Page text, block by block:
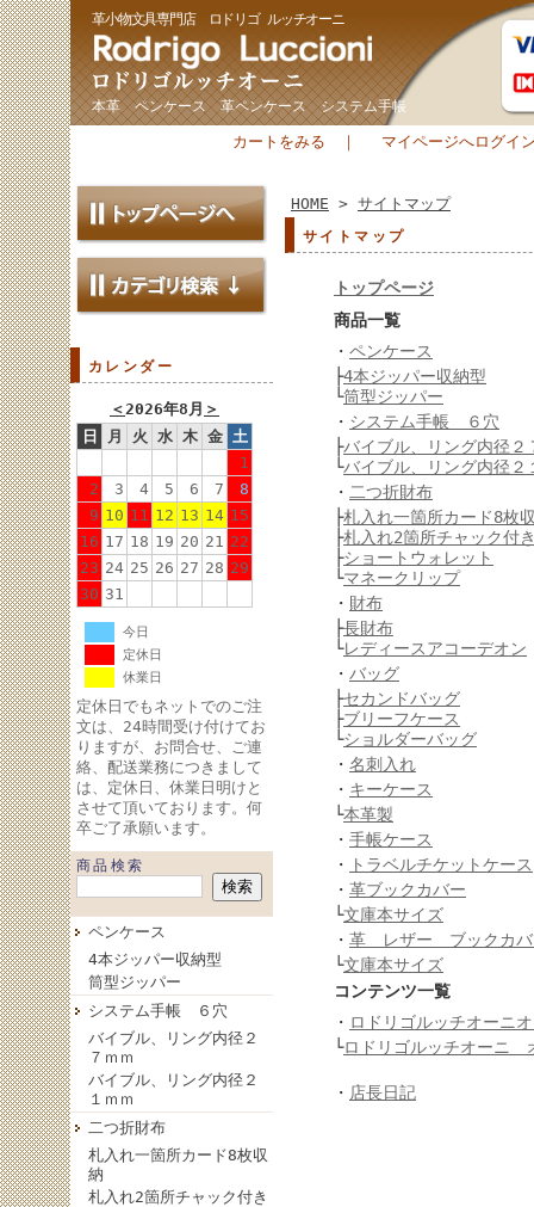
革小物文具専門店 ロドリゴ ルッチオーニ
本革 ペンケース 革ペンケース システム手帳
カートをみる ｜ マイページへログイ
カレンダー
＜2026年8月 ＞
日
月 火 水 木 金 土
1
2
3 4 5 6 7
8
9 10 11 12 13 14 15
16 17 18 19 20 21 22
23 24 25 26 27 28 29
30 31
今日
定休日
休業日
定休日でもネットでのご注
文は、24時間受け付けてお
りますが、お問合せ、ご連
絡、配送業務につきまして
は、定休日、休業日明けと
させて頂いております。何
卒ご了承願います。
商品検索
ペンケース
4本ジッパー収納型
筒型ジッパー
システム手帳 ６穴
バイブル、リング内径２
７ｍｍ
バイブル、リング内径２
１ｍｍ
二つ折財布
札入れ一箇所カード8枚収
納
札入れ2箇所チャック付き
HOME > サイトマップ
サイトマップ
トップページ
商品一覧
・ ペンケース
├4本ジッパー収納型
└筒型ジッパー
・ システム手帳 ６穴
├バイブル、リング内径２
└バイブル、リング内径２
・ 二つ折財布
├札入れ一箇所カード8枚
├札入れ2箇所チャック付
├ショートウォレット
└マネークリップ
・ 財布
├長財布
└レディースアコーデオン
・ バッグ
├セカンドバッグ
├ブリーフケース
└ショルダーバッグ
・ 名刺入れ
・ キーケース
└本革製
・ 手帳ケース
・
トラベルチケットケース
・ 革ブックカバー
└文庫本サイズ
・ 革 レザー ブックカバ
└文庫本サイズ
コンテンツ一覧
・ ロドリゴルッチオーニ
└ロドリゴルッチオーニ
・ 店長日記